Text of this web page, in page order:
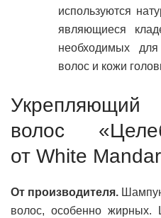
используются
являющиеся
необходимых
волос и кожи
волос
от White
От производителя.
волос, особенно